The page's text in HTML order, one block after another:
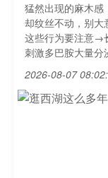
猛然出现的麻木感
却纹丝不动，别大
这些行为要注意→
刺激多巴胺大量分
2026-08-07